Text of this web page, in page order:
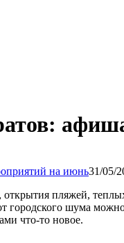
31/05/
пляжей,
городского шума
что-то новое.